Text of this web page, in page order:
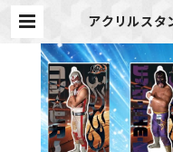
アクリルス